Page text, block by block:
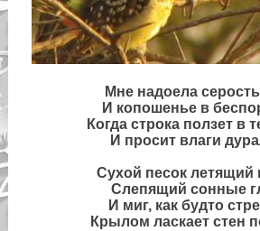
Мне надоела
И копошенье в
Когда строка ползет в
И просит влаги
Сухой песок летящий
Слепящий сонные
И миг, как будто
Крылом ласкает стен